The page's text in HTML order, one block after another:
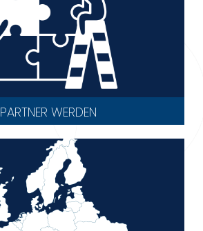
PARTNER WERDEN